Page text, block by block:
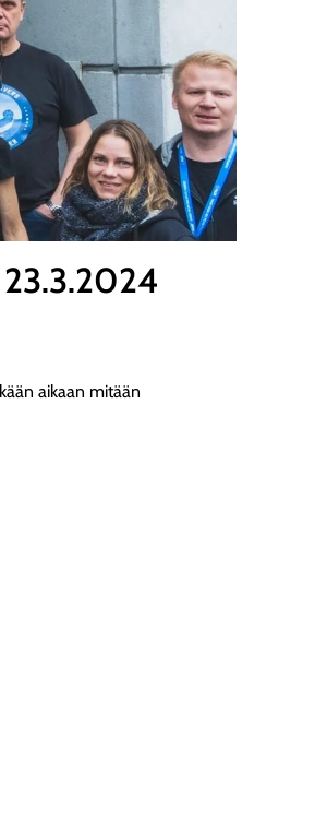
23.3.2024
aikaan mitään